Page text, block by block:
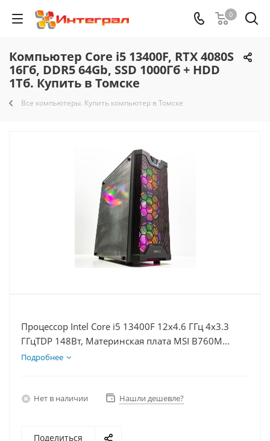
0
Компьютер Core i5 13400F, RTX 4080S
16Гб, DDR5 64Gb, SSD 1000Гб + HDD
1Тб. Купить в Томске
Все компьютеры. Купить компьютер в Томске
Процессор Intel Core i5 13400F 12x4.6 ГГц 4x3.3
ГГцTDP 148Вт, Материнская плата MSI B760M
BOMBER WIFI D5, Видеокарта RTX 4080S 16Гб,
Подробнее
Нет в наличии Нашли дешевле?
Поделиться